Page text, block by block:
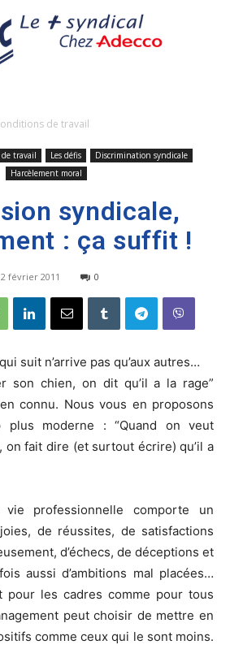
de travail
travail Les défis
Discrimination syndicale
Harcèlement moral
syndicale,
: ça suffit !
2 février 2011 0
suit n’arrive pas qu’aux autres…
son chien, on dit qu’il a la rage”
connu. Nous vous en proposons
plus moderne : “Quand on veut
on fait dire (et surtout écrire) qu’il a
vie professionnelle comporte un
de réussites, de satisfactions
d’échecs, de déceptions et
aussi d’ambitions mal placées…
pour les cadres comme pour tous
peut choisir de mettre en
comme ceux qui le sont moins.